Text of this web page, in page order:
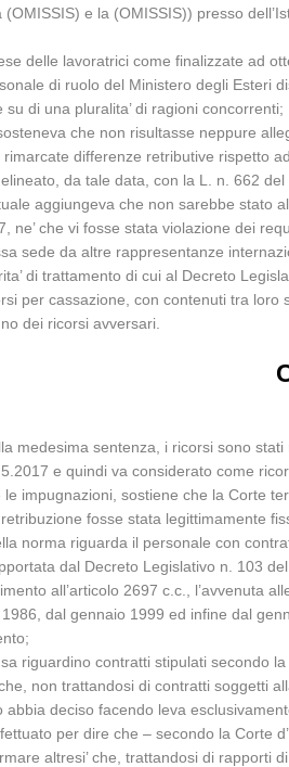
e la (OMISSIS)) presso
delle lavoratrici come finalizzate ad
di ruolo del Ministero degli Esteri
di una pluralita’ di ragioni concorrenti;
che non risultasse neppure
differenze retributive rispetto
da tale data, con la L. n. 662
aggiungeva che non sarebbe
ne’ che vi fosse stata violazione dei
sede da altre rappresentanze
di trattamento di cui al Decreto
per cassazione, con contenuti tra
dei ricorsi avversari.
medesima sentenza, i ricorsi sono
e quindi va considerato come
impugnazioni, sostiene che la Corte
fosse stata legittimamente
norma riguarda il personale con
dal Decreto Legislativo n. 103
all’articolo 2697 c.c., l’avvenuta
dal gennaio 1999 ed infine dal
riguardino contratti stipulati secondo
non trattandosi di contratti soggetti
deciso facendo leva
per dire che – secondo la
altresi’ che, trattandosi di rapporti